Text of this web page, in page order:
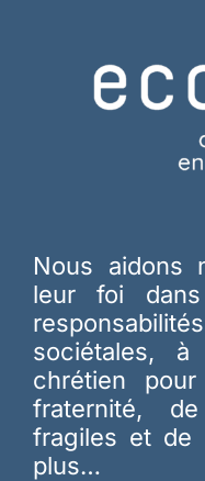
Nous aidons
leur foi
sociétales,
chrétien
fraternité,
fragiles et de
plus…